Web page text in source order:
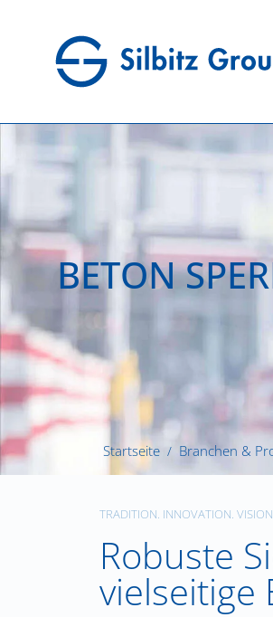
BETON
Startseite Branchen &
TRADITION. INNOVATION.
Robuste
vielseitige